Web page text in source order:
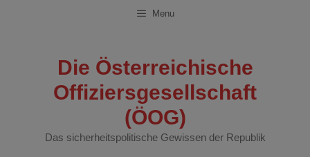
Menu
Die Österreichische
Offiziersgesellschaft
(ÖOG)
Das sicherheitspolitische Gewissen der Republik